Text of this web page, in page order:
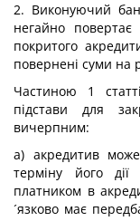
2. Виконуючий
негайно повертає
покритого
повернені суми на
Частиною 1
підстави для
вичерпним:
а) акредитив
терміну його
платником в
´язково має